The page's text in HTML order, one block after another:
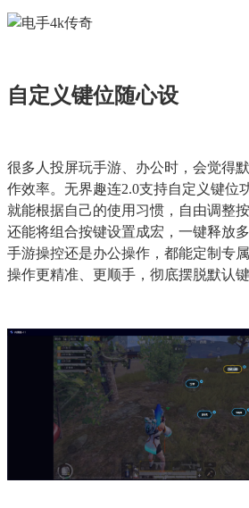
自定义键位随心设
很多人投屏玩手游、办公时，会觉得
作效率。无界趣连2.0支持自定义键位
就能根据自己的使用习惯，自由调整
还能将组合按键设置成宏，一键释放
手游操控还是办公操作，都能定制专
操作更精准、更顺手，彻底摆脱默认键